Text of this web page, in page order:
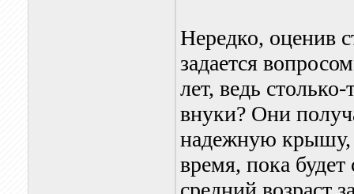
Нередко, оценив
задается
лет, ведь
внуки? Они
надежную крышу,
время, пока